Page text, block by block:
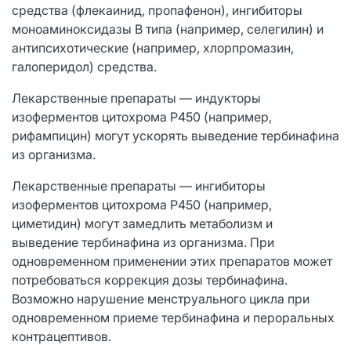
средства (флекаинид, пропафенон), ингибиторы
моноаминоксидазы В типа (например, селегилин) и
антипсихотические (например, хлорпромазин,
галоперидол) средства.
Лекарственные препараты — индукторы
изоферментов цитохрома Р450 (например,
рифампицин) могут ускорять выведение тербинафина
из организма.
Лекарственные препараты — ингибиторы
изоферментов цитохрома Р450 (например,
циметидин) могут замедлить метаболизм и
выведение тербинафина из организма. При
одновременном применении этих препаратов может
потребоваться коррекция дозы тербинафина.
Возможно нарушение менструального цикла при
одновременном приеме тербинафина и пероральных
контрацептивов.